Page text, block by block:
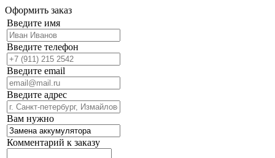
Оформить заказ
Введите имя
Введите телефон
Введите email
Введите адрес
Вам нужно
Комментарий к заказу